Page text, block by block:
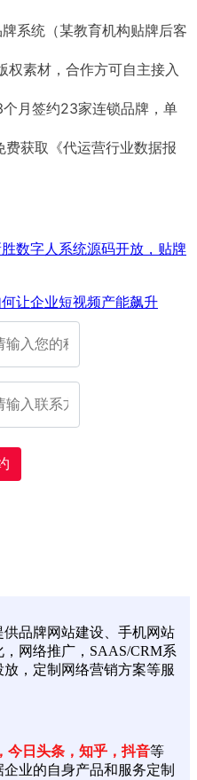
系统（某教育机构贴牌后客
素材，合作方可自主接入
月签约23家连锁品牌，单
费获取《代运营行业数据报
数字人系统源码开放，贴牌
让企业短视频产能飙升
品牌网站建设、手机网站
网络推广，SAAS/CRM系
，定制网络营销方案等服
今日头条，知乎，抖音等
业的自身产品和服务定制